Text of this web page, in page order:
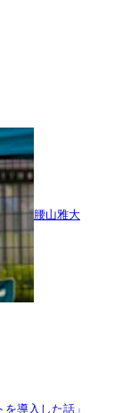
腰山雅大
導入した話」